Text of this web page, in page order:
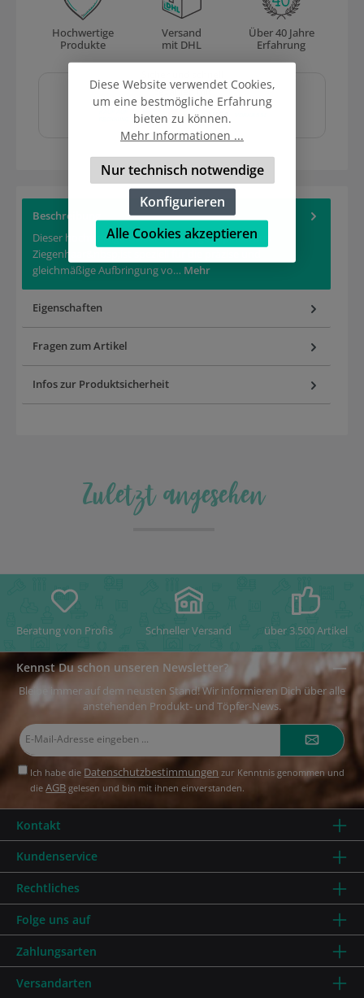
Hochwertige
Produkte
Versand
mit DHL
Über 40 Jahre
Erfahrung
bezahlen mit
Beschreibung
Dieser hochwertige Glasur- und Engobepinsel aus
Ziegenhaar&nbsp;ist speziell für die präzise und
gleichmäßige Aufbringung vo… Mehr
Eigenschaften
Fragen zum Artikel
Infos zur Produktsicherheit
Zuletzt angesehen
Beratung von Profis Schneller Versand über 3.500 Artikel
Kennst Du schon unseren Newsletter?
Bleibe immer auf dem neusten Stand! Wir informieren Dich über alle
anstehenden Produkt- und Töpfer-News.
Ich habe die Datenschutzbestimmungen zur Kenntnis genommen und
dieAGB gelesen und bin mit ihnen einverstanden.
Kundenservice
Rechtliches
Kontakt
Zahlungsarten
Versandarten
Folge uns auf
Diese Website verwendet Cookies,
um eine bestmögliche Erfahrung
bieten zu können.
Mehr Informationen ...
Nur technisch notwendige
Konfigurieren
Alle Cookies akzeptieren